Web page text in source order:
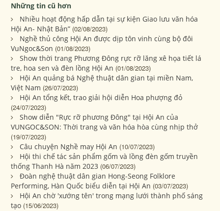
Những tin cũ hơn
Nhiều hoạt động hấp dẫn tại sự kiện Giao lưu văn hóa
Hội An- Nhật Bản” (02/08/2023)
Nghề thủ công Hội An được dịp tôn vinh cùng bộ đôi
VuNgoc&Son (01/08/2023)
Show thời trang Phương Đông rực rỡ lăng xê họa tiết lá
tre, hoa sen và đèn lồng Hội An (01/08/2023)
Hội An quảng bá Nghệ thuật dân gian tại miền Nam,
Việt Nam (26/07/2023)
Hội An tổng kết, trao giải hội diễn Hoa phượng đỏ
(24/07/2023)
Show diễn "Rực rỡ phương Đông" tại Hội An của
VUNGOC&SON: Thời trang và văn hóa hòa cùng nhịp thở
(19/07/2023)
Câu chuyện Nghề may Hội An (10/07/2023)
Hội thi chế tác sản phẩm gốm và lồng đèn gốm truyền
thống Thanh Hà năm 2023 (06/07/2023)
Đoàn nghệ thuật dân gian Hong-Seong Folklore
Performing, Hàn Quốc biểu diễn tại Hội An (03/07/2023)
Hội An chờ 'xướng tên' trong mạng lưới thành phố sáng
tạo (15/06/2023)